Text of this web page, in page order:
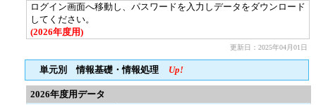
ログイン画面へ移動し、パスワードを入力しデータをダウンロード
してください。
(2026年度用)
更新日：2025年04月01日
単元別 情報基礎・情報処理 Up!
2026年度用データ